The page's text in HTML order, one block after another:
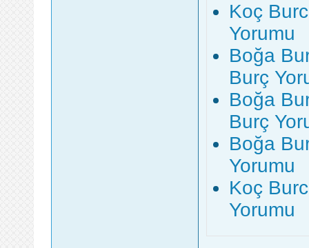
Koç
Yorumu
Boğa
Burç
Boğa
Burç
Boğa
Yorumu
Koç
Yorumu